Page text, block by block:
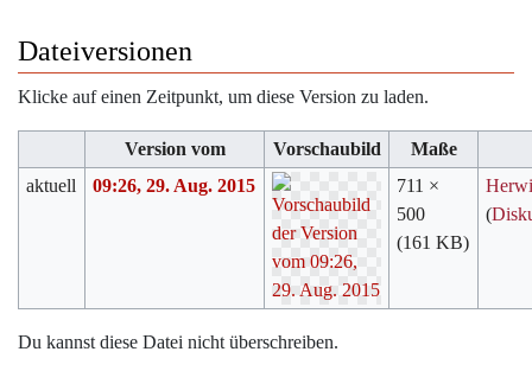
Dateiversionen
Klicke auf einen Zeitpunkt, um diese Version zu laden.
Version vom Vorschaubild
Maße
aktuell
09:26, 29. Aug. 2015
711 ×
500
(161 KB)
(
Du kannst diese Datei nicht überschreiben.